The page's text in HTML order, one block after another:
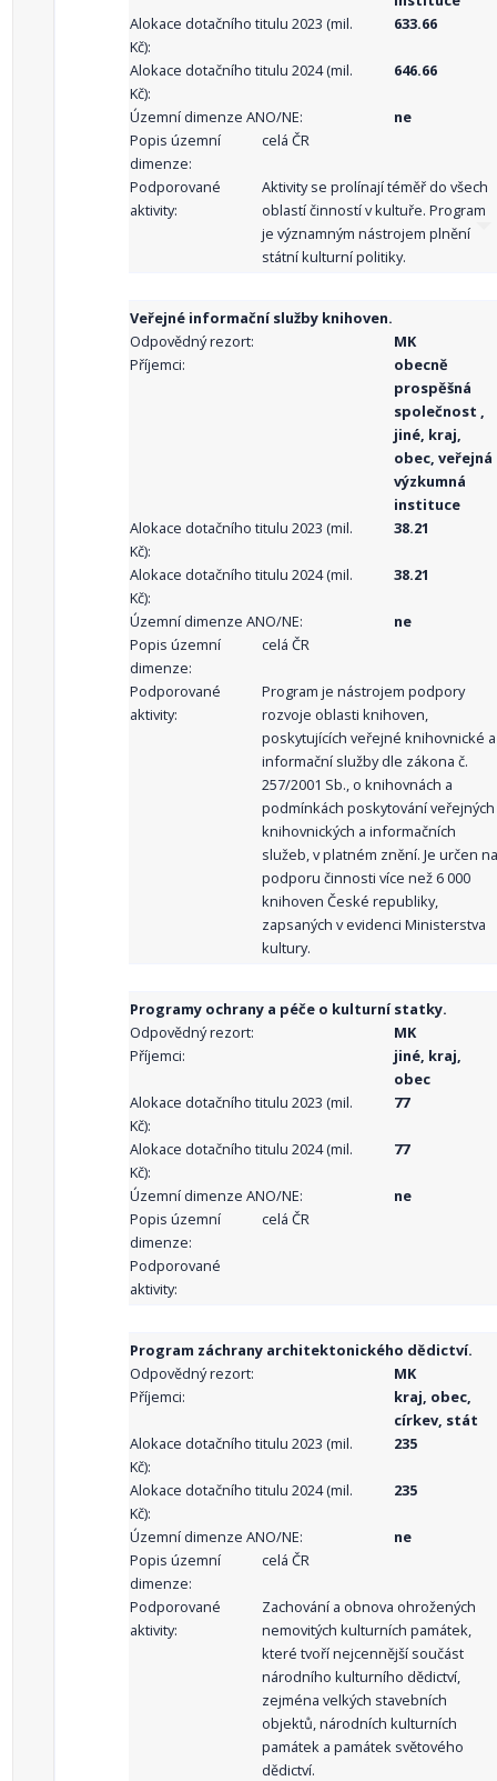
Alokace dotačního titulu 2023 (mil.
Kč):
633.66
Alokace dotačního titulu 2024 (mil.
Kč):
646.66
Územní dimenze ANO/NE:
ne
Popis územní
dimenze:
celá ČR
Podporované
aktivity:
Aktivity se prolínají téměř do všech
oblastí činností v kultuře. Program
je významným nástrojem plnění
státní kulturní politiky.
Veřejné informační služby knihoven.
Odpovědný rezort:
MK
Příjemci:
obecně
prospěšná
společnost ,
jiné, kraj,
obec, veřejná
výzkumná
instituce
Alokace dotačního titulu 2023 (mil.
Kč):
38.21
Alokace dotačního titulu 2024 (mil.
Kč):
38.21
Územní dimenze ANO/NE:
ne
Popis územní
dimenze:
celá ČR
Podporované
aktivity:
Program je nástrojem podpory
rozvoje oblasti knihoven,
poskytujících veřejné knihovnické a
informační služby dle zákona č.
257/2001 Sb., o knihovnách a
podmínkách poskytování veřejných
knihovnických a informačních
služeb, v platném znění. Je určen na
podporu činnosti více než 6 000
knihoven České republiky,
zapsaných v evidenci Ministerstva
kultury.
Programy ochrany a péče o kulturní statky.
Odpovědný rezort:
MK
Příjemci:
jiné, kraj,
obec
Alokace dotačního titulu 2023 (mil.
Kč):
77
Alokace dotačního titulu 2024 (mil.
Kč):
77
Územní dimenze ANO/NE:
ne
Popis územní
dimenze:
celá ČR
Podporované
aktivity:
Program záchrany architektonického dědictví.
Odpovědný rezort:
MK
Příjemci:
kraj, obec,
církev, stát
Alokace dotačního titulu 2023 (mil.
Kč):
235
Alokace dotačního titulu 2024 (mil.
Kč):
235
Územní dimenze ANO/NE:
ne
Popis územní
dimenze:
celá ČR
Podporované
aktivity:
Zachování a obnova ohrožených
nemovitých kulturních památek,
které tvoří nejcennější součást
národního kulturního dědictví,
zejména velkých stavebních
objektů, národních kulturních
památek a památek světového
dědictví.